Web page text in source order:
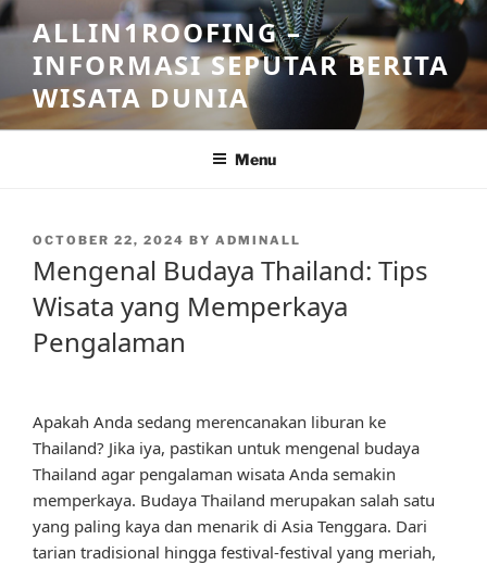
Skip
to
content
ALLIN1ROOFING –
INFORMASI SEPUTAR BERITA
WISATA DUNIA
Menu
POSTED
OCTOBER 22, 2024 BY ADMINALL
Mengenal Budaya Thailand: Tips
Wisata yang Memperkaya
Pengalaman
Apakah Anda sedang merencanakan liburan ke
Thailand? Jika iya, pastikan untuk mengenal budaya
Thailand agar pengalaman wisata Anda semakin
memperkaya. Budaya Thailand merupakan salah satu
yang paling kaya dan menarik di Asia Tenggara. Dari
tarian tradisional hingga festival-festival yang meriah,